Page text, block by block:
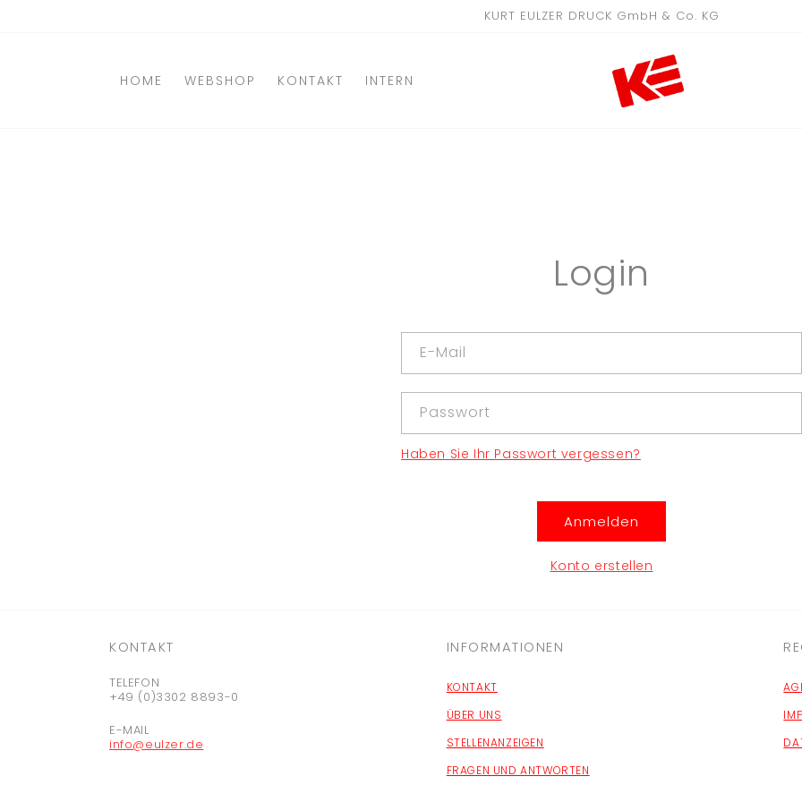
KURT EULZER DRUCK GmbH & Co. KG
HOME WEBSHOP KONTAKT INTERN
Login
E-Mail
Passwort
Haben Sie Ihr Passwort vergessen?
Anmelden
Konto erstellen
KONTAKT
TELEFON
+49 (0)3302 8893-0
E-MAIL
info@eulzer.de
INFORMATIONEN
KONTAKT
ÜBER UNS
STELLENANZEIGEN
FRAGEN UND ANTWORTEN